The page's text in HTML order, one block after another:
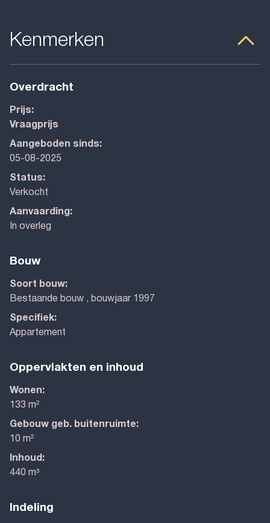
Kenmerken
Overdracht
Prijs:
Vraagprijs
Aangeboden sinds:
05-08-2025
Status:
Verkocht
Aanvaarding:
In overleg
Bouw
Soort bouw:
Bestaande bouw , bouwjaar 1997
Specifiek:
Appartement
Oppervlakten en inhoud
Wonen:
133 m²
Gebouw geb. buitenruimte:
10 m²
Inhoud:
440 m³
Indeling